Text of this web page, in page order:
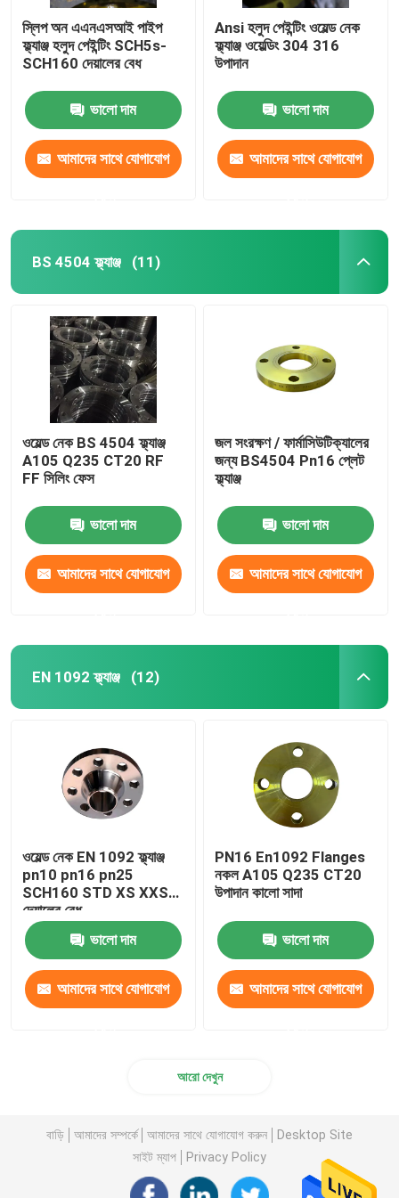
স্লিপ অন এএনএসআই পাইপ
ফ্ল্যাঞ্জ হলুদ পেইন্টিং SCH5s-
SCH160 দেয়ালের বেধ
ভালো দাম
আমাদের সাথে যোগাযোগ
Ansi হলুদ পেইন্টিং ওয়েল্ড নেক
ফ্ল্যাঞ্জ ওয়েল্ডিং 304 316
উপাদান
ভালো দাম
আমাদের সাথে যোগাযোগ
BS 4504 ফ্ল্যাঞ্জ (11)
ওয়েল্ড নেক BS 4504 ফ্ল্যাঞ্জ
A105 Q235 CT20 RF
FF সিলিং ফেস
ভালো দাম
আমাদের সাথে যোগাযোগ
জল সংরক্ষণ / ফার্মাসিউটিক্যালের
জন্য BS4504 Pn16 প্লেট
ফ্ল্যাঞ্জ
ভালো দাম
আমাদের সাথে যোগাযোগ
EN 1092 ফ্ল্যাঞ্জ (12)
ওয়েল্ড নেক EN 1092 ফ্ল্যাঞ্জ
pn10 pn16 pn25
SCH160 STD XS XXS
দেয়ালের বেধ
ভালো দাম
আমাদের সাথে যোগাযোগ
PN16 En1092 Flanges
নকল A105 Q235 CT20
উপাদান কালো সাদা
ভালো দাম
আমাদের সাথে যোগাযোগ
আরো দেখুন
বাড়ি আমাদের সম্পর্কে আমাদের সাথে যোগাযোগ করুন
Desktop Site
সাইট ম্যাপ
Privacy Policy